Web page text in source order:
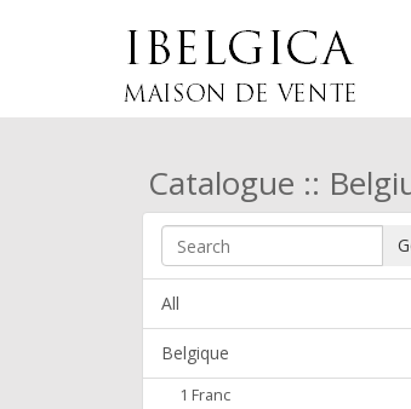
Catalogue ::
All
Belgique
1 Franc